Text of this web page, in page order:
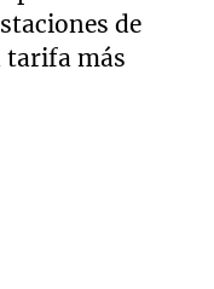
de
tarifa más